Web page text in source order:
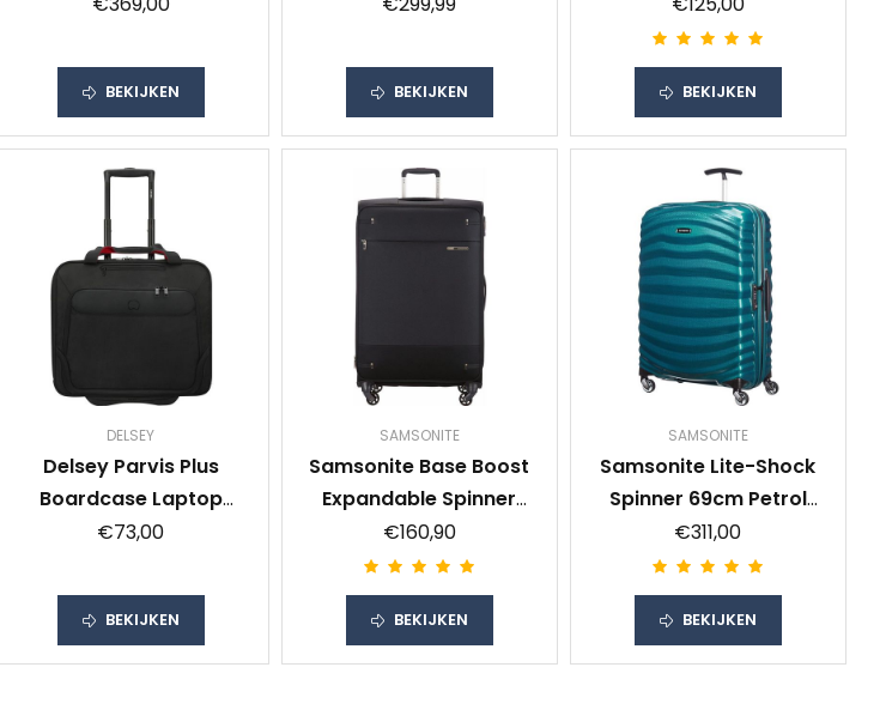
BEKIJKEN BEKIJKEN
Navy
BEKIJKEN
DELSEY
Delsey Parvis Plus
Boardcase Laptop
Upright 38cm Black
€73,00
BEKIJKEN
SAMSONITE
Samsonite Base Boost
Expandable Spinner
78cm Black
€160,90
BEKIJKEN
SAMSONITE
Samsonite Lite-Shock
Spinner 69cm Petrol
Blue
€311,00
BEKIJKEN